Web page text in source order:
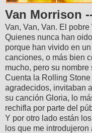
Van Morrison
Van, Van, Van. El pobre
Quienes nunca han
porque han vivido en
canciones, o más bien
mucho, pero su
Cuenta la Rolling
agradecidos, invitaban
su canción Gloria, lo
rechifla por parte del
Y por otro lado están
los que me